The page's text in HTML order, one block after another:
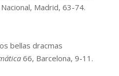
Madrid, 63-74.
bellas dracmas
66, Barcelona, 9-11.